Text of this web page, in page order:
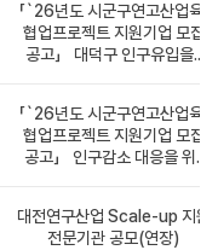
「`26년도 시군구연고산업육성
협업프로젝트 지원기업 모집
공고」 대덕구 인구유입을..
「`26년도 시군구연고산업육성
협업프로젝트 지원기업 모집
공고」 인구감소 대응을 위..
대전연구산업 Scale-up 지원
전문기관 공모(연장)